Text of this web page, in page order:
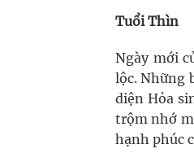
Tuổi Thìn
Ngày mới
lộc. Những
diện Hỏa
trộm nhớ
hạnh phúc